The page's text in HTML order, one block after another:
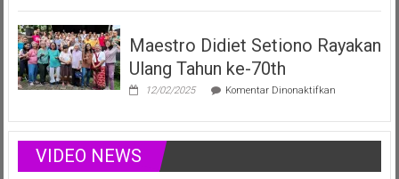
Positif
Elizabeth,
Anak
Sumsel
Siap
Harumkan
Ajang
Juli
Maestro Didiet Setiono Rayakan
Ulang Tahun ke-70th
12/02/2025 Komentar Dinonaktifkanpada
Setiono
Rayakan
Tahun
VIDEO NEWS